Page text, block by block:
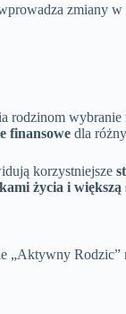
zmiany w
wybranie
finansowe dla
korzystniejsze
życia i
„Aktywny